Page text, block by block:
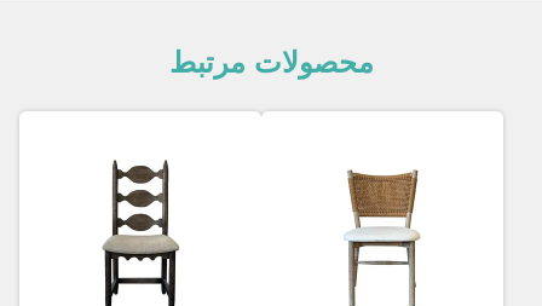
محصولات مرتبط